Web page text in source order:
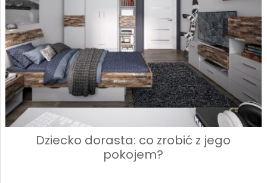
Dziecko dorasta: co zrobić z jego
pokojem?